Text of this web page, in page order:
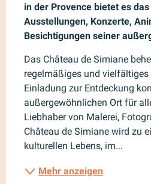
in der Provence bietet es
Ausstellungen, Konzerte,
Besichtigungen seiner
Das Château de Simiane
regelmäßiges und
Einladung zur Entdeckung
außergewöhnlichen Ort für
Liebhaber von Malerei,
Château de Simiane wird zu
kulturellen Lebens, im...
Mehr anzeigen